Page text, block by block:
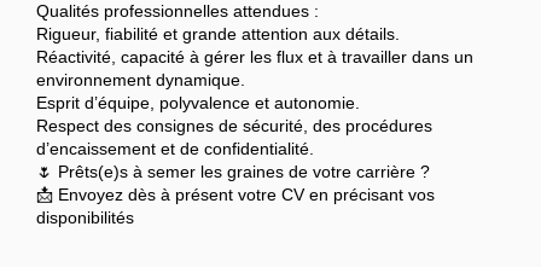
Qualités professionnelles attendues :
Rigueur, fiabilité et grande attention aux détails.
Réactivité, capacité à gérer les flux et à travailler dans un
environnement dynamique.
Esprit d’équipe, polyvalence et autonomie.
Respect des consignes de sécurité, des procédures
d’encaissement et de confidentialité.
🌷 Prêts(e)s à semer les graines de votre carrière ?
📩 Envoyez dès à présent votre CV en précisant vos
disponibilités